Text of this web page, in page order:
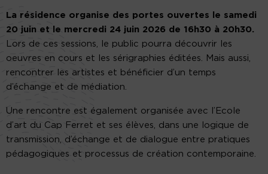
La résidence organise des portes ouvertes le samedi
20 juin et le mercredi 24 juin 2026 de 16h30 à 20h30.
Lors de ces sessions, le public pourra découvrir les
oeuvres en cours et les sérigraphies éditées. Mais aussi,
rencontrer les artistes et bénéficier d’un temps
d’échange et de médiation.
Une rencontre est également organisée avec l’Ecole
d’art du Cap Ferret et ses élèves, dans une logique de
transmission, d’échange et de dialogue entre pratiques
pédagogiques et processus de création contemporaine.